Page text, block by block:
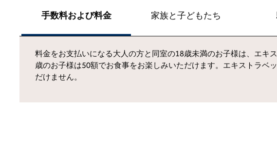
手数料および料金 家族と子どもたち
料金をお支払いになる大人の方と同室の18歳未満のお子様は、エキ
歳のお子様は50額でお食事をお楽しみいただけます。エキストラベ
だけません。